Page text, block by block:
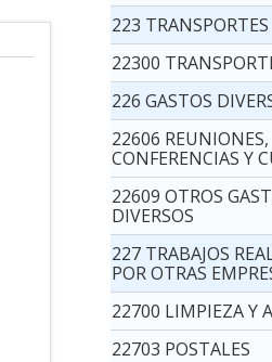
223 TRANSPORTES
22300
226 GASTOS
22606 REUNIONES,
CONFERENCIAS Y
22609 OTROS
DIVERSOS
227 TRABAJOS
POR OTRAS
22700 LIMPIEZA Y
22703 POSTALES